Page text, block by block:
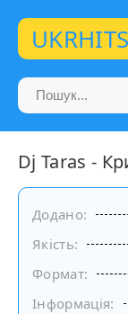
UKRHITS
Dj Taras -
Додано:
Якість:
Формат:
Інформація: